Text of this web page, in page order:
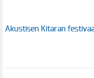
Akustisen Kitaran